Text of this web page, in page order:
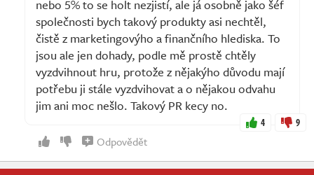
nebo 5% to se holt nezjistí, ale já osobně jako šéf
společnosti bych takový produkty asi nechtěl,
čistě z marketingovýho a finančního hlediska. To
jsou ale jen dohady, podle mě prostě chtěly
vyzdvihnout hru, protože z nějakýho důvodu mají
potřebu ji stále vyzdvihovat a o nějakou odvahu
jim ani moc nešlo. Takový PR kecy no.
4 9
Odpovědět